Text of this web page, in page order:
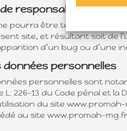
responsabilité
ne pourra être tenue
site, et résultant soit de
d’un bug ou d’une
données personnelles
personnelles sont
L. 226-13 du Code pénal et
du site
au site www.promah-